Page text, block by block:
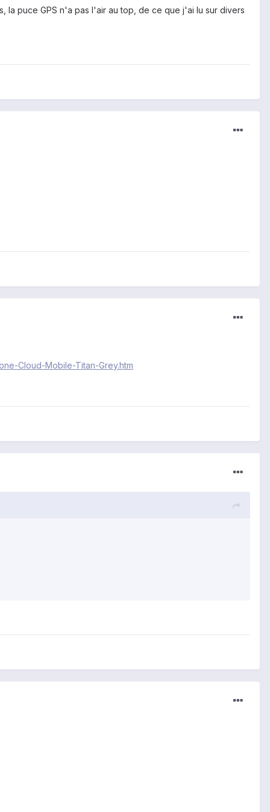
la puce GPS n'a pas l'air au top, de ce que j'ai lu sur divers
Cloud-Mobile-Titan-Grey.htm